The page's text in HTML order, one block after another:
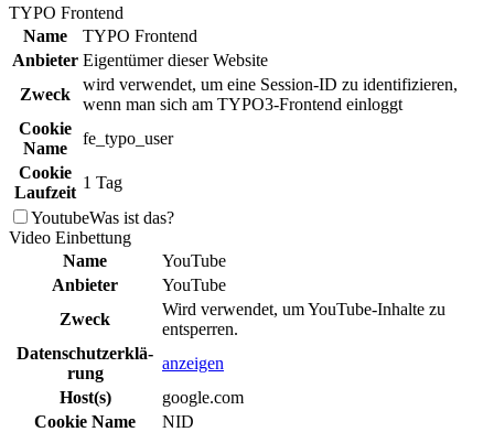
TYPO Frontend
Name
TYPO Frontend
Anbieter Eigentümer dieser Website
Zweck
wird verwendet, um eine Session-ID zu identifizieren,
wenn man sich am TYPO3-Frontend einloggt
Cookie
Name
fe_typo_user
Cookie
Laufzeit
1 Tag
YoutubeWas ist das?
Video Einbettung
Name
YouTube
Anbieter
YouTube
Zweck
Wird verwendet, um YouTube-Inhalte zu
entsperren.
Daten­schutz­erklä­
rung
anzeigen
Host(s)
google.com
Cookie Name
NID